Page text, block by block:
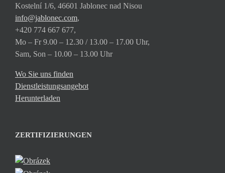
Kostelní 1/6, 46601 Jablonec nad Nisou
info@jablonec.com,
+420 774 667 677,
Mo – Fr 9.00 – 12.30 / 13.00 – 17.00 Uhr,
Sam, Son – 10.00 – 13.00 Uhr
Wo Sie uns finden
Dienstleistungsangebot
Herunterladen
ZERTIFIZIERUNGEN